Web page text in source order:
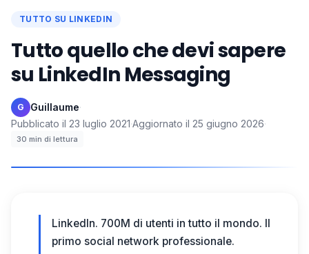
TUTTO SU LINKEDIN
Tutto quello che devi sapere
su LinkedIn Messaging
G Guillaume·
Pubblicato il 23 luglio 2021·Aggiornato il 25 giugno 2026·
30 min di lettura
LinkedIn. 700M di utenti in tutto il mondo. Il
primo social network professionale.